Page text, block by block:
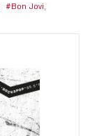
Bon Jovi,